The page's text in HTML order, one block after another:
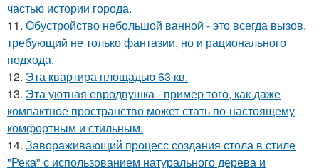
частью истории города.
11. Обустройство небольшой ванной - это всегда вызов,
требующий не только фантазии, но и рационального
подхода.
12. Эта квартира площадью 63 кв.
13. Эта уютная евродвушка - пример того, как даже
компактное пространство может стать по-настоящему
комфортным и стильным.
14. Завораживающий процесс создания стола в стиле
"Река" с использованием натурального дерева и